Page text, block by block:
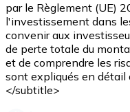
par le Règlement (UE)
l'investissement dans
convenir aux
de perte totale du
et de comprendre les
sont expliqués en
</subtitle>